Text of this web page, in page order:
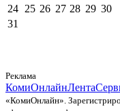
24 25 26 27 28 29 30
31
Реклама
КомиОнлайнЛента
«КомиОнлайн».